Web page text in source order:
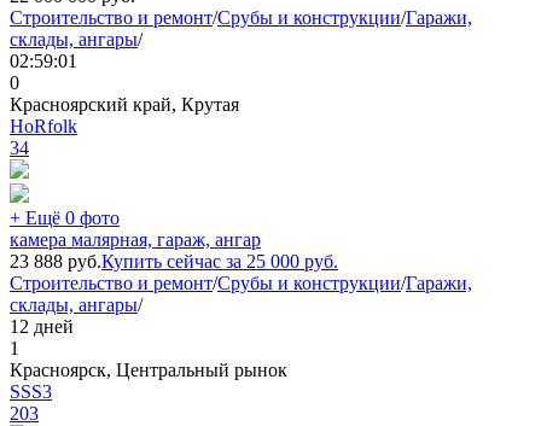
Строительство и ремонт/Срубы и конструкции/Гаражи,
склады, ангары/
02:59:01
0
Красноярский край, Крутая
HoRfolk
34
+ Ещё 0 фото
камера малярная, гараж, ангар
23 888 руб.Купить сейчас за 25 000 руб.
Строительство и ремонт/Срубы и конструкции/Гаражи,
склады, ангары/
12 дней
1
Красноярск, Центральный рынок
SSS3
203